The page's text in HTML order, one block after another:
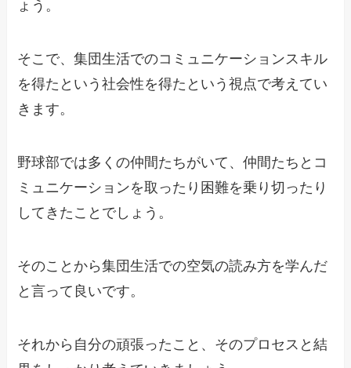
ょう。
そこで、集団生活でのコミュニケーションスキル
を得たという社会性を得たという視点で考えてい
きます。
野球部では多くの仲間たちがいて、仲間たちとコ
ミュニケーションを取ったり困難を乗り切ったり
してきたことでしょう。
そのことから集団生活での空気の読み方を学んだ
と言って良いです。
それから自分の頑張ったこと、そのプロセスと結